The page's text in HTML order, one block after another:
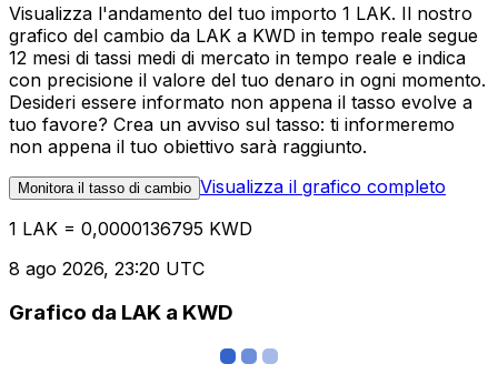
Visualizza l'andamento del tuo importo 1 LAK. Il nostro
grafico del cambio da LAK a KWD in tempo reale segue
12 mesi di tassi medi di mercato in tempo reale e indica
con precisione il valore del tuo denaro in ogni momento.
Desideri essere informato non appena il tasso evolve a
tuo favore? Crea un avviso sul tasso: ti informeremo
non appena il tuo obiettivo sarà raggiunto.
Monitora il tasso di cambio Visualizza il grafico completo
1 LAK = 0,0000136795 KWD
8 ago 2026, 23:20 UTC
Grafico da LAK a KWD